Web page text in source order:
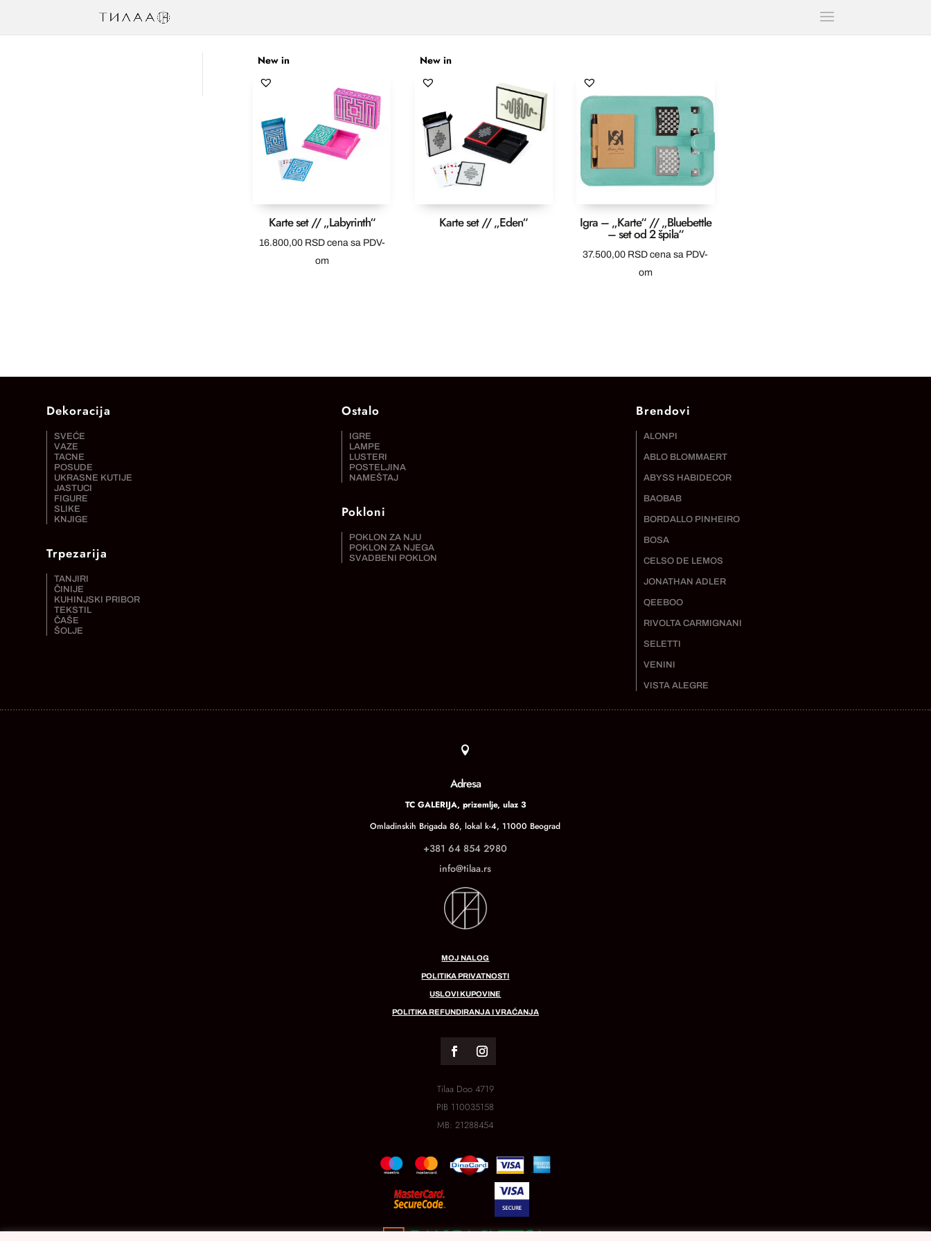
New in
Karte set // „Labyrinth“
16.800,00 RSD cena sa PDV-
om
New in
Karte set // „Eden“ Igra – „Karte“ // „Bluebettle
– set od 2 špila“
37.500,00 RSD cena sa PDV-
om
Dekoracija
SVEĆE
VAZE
TACNE
POSUDE
UKRASNE KUTIJE
JASTUCI
FIGURE
SLIKE
KNJIGE
Trpezarija
TANJIRI
ČINIJE
KUHINJSKI PRIBOR
TEKSTIL
ČAŠE
ŠOLJE
Ostalo
IGRE
LAMPE
LUSTERI
POSTELJINA
NAMEŠTAJ
Pokloni
POKLON ZA NJU
POKLON ZA NJEGA
SVADBENI POKLON
Brendovi
ALONPI
ABLO BLOMMAERT
ABYSS HABIDECOR
BAOBAB
BORDALLO PINHEIRO
BOSA
CELSO DE LEMOS
JONATHAN ADLER
QEEBOO
RIVOLTA CARMIGNANI
SELETTI
VENINI
VISTA ALEGRE

Adresa
TC GALERIJA, prizemlje, ulaz 3
Omladinskih Brigada 86, lokal k-4, 11000 Beograd
+381 64 854 2980
info@tilaa.rs
MOJ NALOG
POLITIKA PRIVATNOSTI
USLOVI KUPOVINE
POLITIKA REFUNDIRANJA I VRAĆANJA
Tilaa Doo 4719
PIB 110035158
MB:21288454